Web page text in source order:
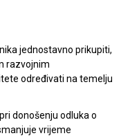
jednostavno prikupiti,
razvojnim
određivati na temelju
donošenju odluka o
vrijeme